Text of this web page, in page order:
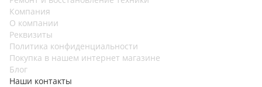
Компания
О компании
Реквизиты
Политика конфиденциальности
Покупка в нашем интернет магазине
Блог
Наши контакты